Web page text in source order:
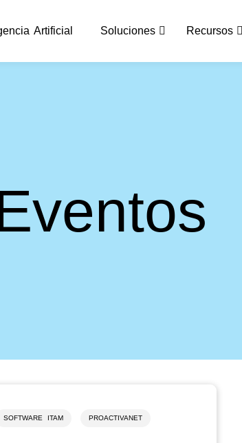
Artificial Soluciones Recursos
SOFTWARE ITAM PROACTIVANET